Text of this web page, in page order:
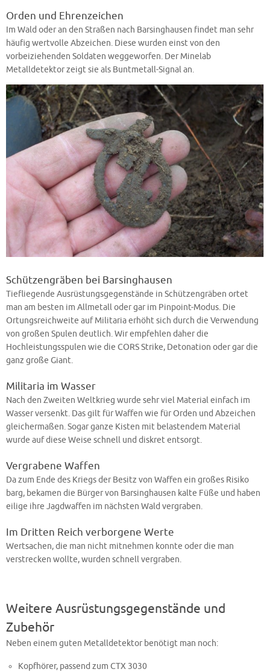
Orden und Ehrenzeichen
Im Wald oder an den Straßen nach Barsinghausen findet man sehr
häufig wertvolle Abzeichen. Diese wurden einst von den
vorbeiziehenden Soldaten weggeworfen. Der Minelab
Metalldetektor zeigt sie als Buntmetall-Signal an.
Schützengräben bei Barsinghausen
Tiefliegende Ausrüstungsgegenstände in Schützengräben ortet
man am besten im Allmetall oder gar im Pinpoint-Modus. Die
Ortungsreichweite auf Militaria erhöht sich durch die Verwendung
von großen Spulen deutlich. Wir empfehlen daher die
Hochleistungsspulen wie die CORS Strike, Detonation oder gar die
ganz große Giant.
Militaria im Wasser
Nach den Zweiten Weltkrieg wurde sehr viel Material einfach im
Wasser versenkt. Das gilt für Waffen wie für Orden und Abzeichen
gleichermaßen. Sogar ganze Kisten mit belastendem Material
wurde auf diese Weise schnell und diskret entsorgt.
Vergrabene Waffen
Da zum Ende des Kriegs der Besitz von Waffen ein großes Risiko
barg, bekamen die Bürger von Barsinghausen kalte Füße und haben
eilige ihre Jagdwaffen im nächsten Wald vergraben.
Im Dritten Reich verborgene Werte
Wertsachen, die man nicht mitnehmen konnte oder die man
verstrecken wollte, wurden schnell vergraben.
Weitere Ausrüstungsgegenstände und
Zubehör
Neben einem guten Metalldetektor benötigt man noch:
Kopfhörer, passend zum CTX 3030